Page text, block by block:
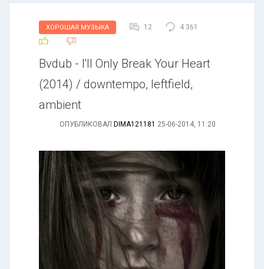
ХОРОШАЯ МУЗЫКА 12 4 361
Bvdub - I'll Only Break Your Heart
(2014) / downtempo, leftfield,
ambient
ОПУБЛИКОВАЛ DIMA121181 25-06-2014, 11:20